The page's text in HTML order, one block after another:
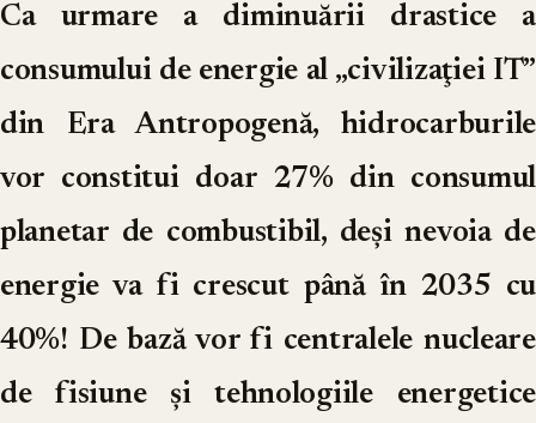
Ca urmare a diminuării drastice a
consumului de energie al „civilizaţiei IT”
din Era Antropogenă, hidrocarburile
vor constitui doar 27% din consumul
planetar de combustibil, deşi nevoia de
energie va fi crescut până în 2035 cu
40%! De bază vor fi centralele nucleare
de fisiune şi tehnologiile energetice